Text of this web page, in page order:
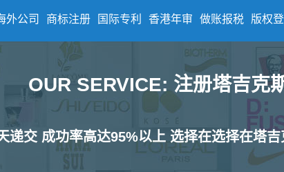
外公司 商标注册 国际专利 香港年审 做账报税 版权
OUR SERVICE: 注册塔吉克
递交 成功率高达95%以上 选择在选择在塔